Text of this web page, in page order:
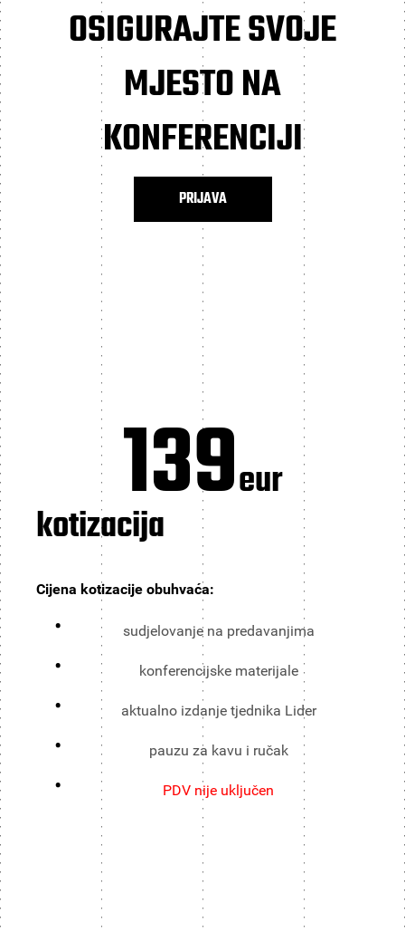
OSIGURAJTE SVOJE
MJESTO NA
KONFERENCIJI
PRIJAVA
139eur
kotizacija
Cijena kotizacije obuhvaća:
sudjelovanje na predavanjima
konferencijske materijale
aktualno izdanje tjednika Lider
pauzu za kavu i ručak
PDV nije uključen